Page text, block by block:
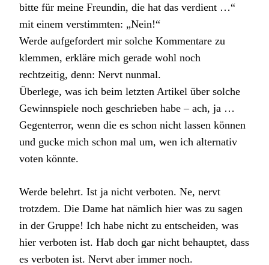
bitte für meine Freundin, die hat das verdient …“
mit einem verstimmten: „Nein!“
Werde aufgefordert mir solche Kommentare zu
klemmen, erkläre mich gerade wohl noch
rechtzeitig, denn: Nervt nunmal.
Überlege, was ich beim letzten Artikel über solche
Gewinnspiele noch geschrieben habe – ach, ja …
Gegenterror, wenn die es schon nicht lassen können
und gucke mich schon mal um, wen ich alternativ
voten könnte.
Werde belehrt. Ist ja nicht verboten. Ne, nervt
trotzdem. Die Dame hat nämlich hier was zu sagen
in der Gruppe! Ich habe nicht zu entscheiden, was
hier verboten ist. Hab doch gar nicht behauptet, dass
es verboten ist. Nervt aber immer noch.